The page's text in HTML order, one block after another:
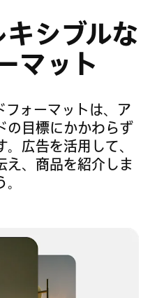
シブルな
マット
ォーマットは、ア
の目標にかかわらず
広告を活用して、
え、商品を紹介しま
。